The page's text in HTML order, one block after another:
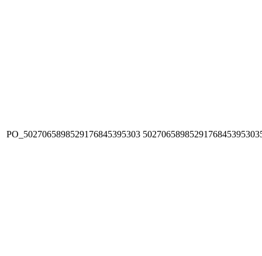
PO_5027065898529176845395303